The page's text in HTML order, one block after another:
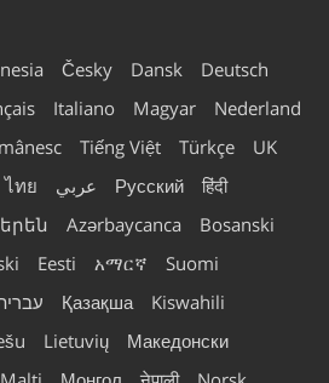
Česky Dansk
Deutsch
Italiano Magyar
Nederland
Tiếng Việt Türkçe
UK
ไทย عربي Русский
हिंदी
Azərbaycanca
Bosanski
Eesti አማርኛ
Suomi
Қазақша
Kiswahili
Lietuvių
Македонски